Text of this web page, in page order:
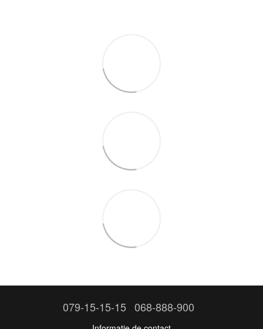
079-15-15-15 068-888-900